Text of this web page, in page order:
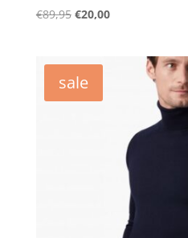
€89,95 Oorspronkelijke
€89,95.
€20,00Huidige
€20,00.
sale